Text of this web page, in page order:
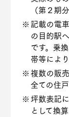
（第２期
記載の電
の目的駅
です。乗
帯等によ
複数の販
全ての住
坪数表記
として換